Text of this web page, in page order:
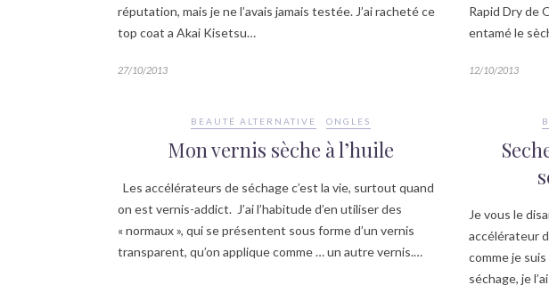
réputation, mais je ne l’avais jamais testée. J’ai racheté ce
top coat a Akai Kisetsu…
27/10/2013
Rapid Dry de
entamé le
12/10/2013
BEAUTÉ ALTERNATIVE ONGLES
Mon vernis sèche à l’huile
Les accélérateurs de séchage c’est la vie, surtout quand
on est vernis-addict. J’ai l’habitude d’en utiliser des
« normaux », qui se présentent sous forme d’un vernis
transparent, qu’on applique comme … un autre vernis.…
Je vous le
accélérateur
comme je
séchage, je